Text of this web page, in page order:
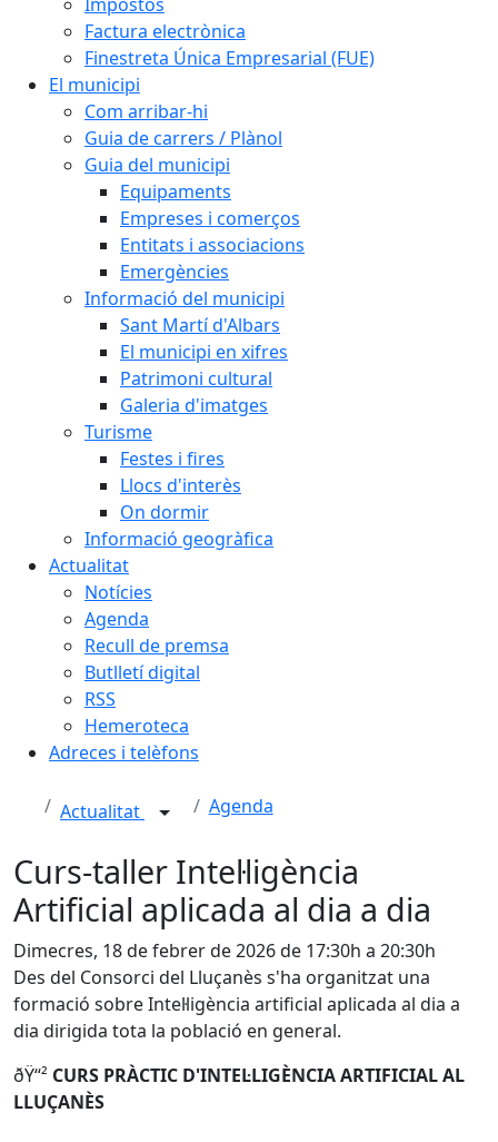
Factura electrònica
Finestreta Única Empresarial (FUE)
El municipi
Com arribar-hi
Guia de carrers / Plànol
Guia del municipi
Equipaments
Empreses i comerços
Entitats i associacions
Emergències
Informació del municipi
Sant Martí d'Albars
El municipi en xifres
Patrimoni cultural
Galeria d'imatges
Turisme
Festes i fires
Llocs d'interès
On dormir
Informació geogràfica
Actualitat
Notícies
Agenda
Recull de premsa
Butlletí digital
RSS
Hemeroteca
Adreces i telèfons
Actualitat Agenda
Curs-taller Intel·ligència
Artificial aplicada al dia a dia
Dimecres, 18 de febrer de 2026 de 17:30h a 20:30h
Des del Consorci del Lluçanès s'ha organitzat una
formació sobre Intel·ligència artificial aplicada al dia a
dia dirigida tota la població en general.
ðŸ“² CURS PRÀCTIC D'INTEL·LIGÈNCIA ARTIFICIAL AL
LLUÇANÈS